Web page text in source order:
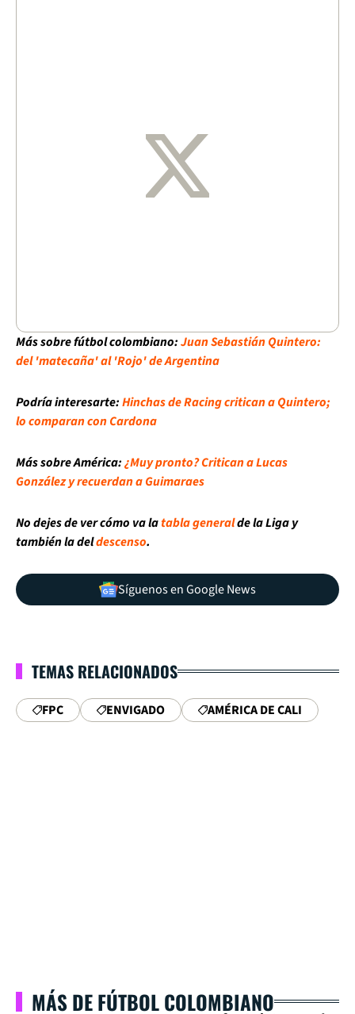
Más sobre fútbol colombiano:Juan Sebastián Quintero:
del 'matecaña' al 'Rojo' de Argentina
Podría interesarte:Hinchas de Racing critican a Quintero;
lo comparan con Cardona
Más sobre América:¿Muy pronto? Critican a Lucas
González y recuerdan a Guimaraes
No dejes de ver cómo va latabla generalde la Liga y
también la deldescenso.
Síguenos en Google News
TEMAS RELACIONADOS
FPC ENVIGADO AMÉRICA DE CALI
MÁS DE FÚTBOL COLOMBIANO